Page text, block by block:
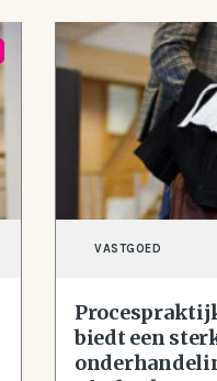
VASTGOED
biedt een